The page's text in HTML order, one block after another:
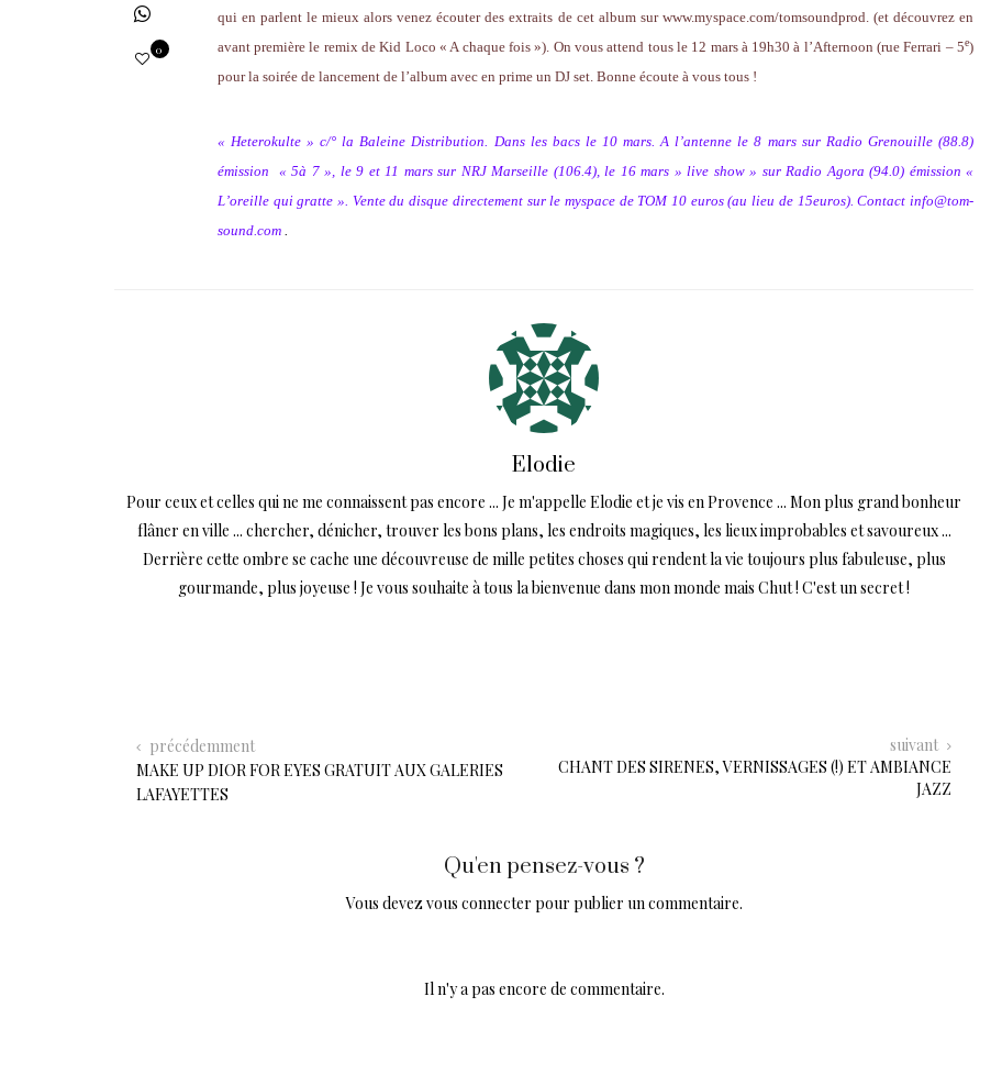
0
qui en parlent le mieux alors venez écouter des extraits de cet album sur www.myspace.com/tomsoundprod. (et découvrez en
avant première le remix de Kid Loco « A chaque fois »). On vous attend tous le 12 mars à 19h30 à l’Afternoon (rue Ferrari – 5e)
pour la soirée de lancement de l’album avec en prime un DJ set.Bonne écoute à vous tous !
« Heterokulte » c/° la Baleine Distribution. Dans les bacs le 10 mars. A l’antenne le 8 mars sur Radio Grenouille (88.8)
émission
« 5à 7 », le 9 et 11 mars sur NRJ Marseille (106.4), le 16 mars » live show » sur Radio Agora (94.0) émission«
L’oreille qui gratte ». Vente du disque directement sur le myspace de TOM 10 euros (au lieu de 15euros). Contactinfo@tom-
sound.com.
Elodie
Pour ceux et celles qui ne me connaissent pas encore ... Je m'appelle Elodie et je vis en Provence ... Mon plus grand bonheur
flâner en ville ... chercher, dénicher, trouver les bons plans, les endroits magiques, les lieux improbables et savoureux ...
Derrière cette ombre se cache une découvreuse de mille petites choses qui rendent la vie toujours plus fabuleuse, plus
gourmande, plus joyeuse ! Je vous souhaite à tous la bienvenue dans mon monde mais Chut ! C'est un secret !
précédemment
MAKE UP DIOR FOR EYES GRATUIT AUX GALERIES
LAFAYETTES
suivant
CHANT DES SIRENES, VERNISSAGES (!) ET AMBIANCE
JAZZ
Qu'en pensez-vous ?
Vous devezvous connecter pour publier un commentaire.
Il n'y a pas encore de commentaire.